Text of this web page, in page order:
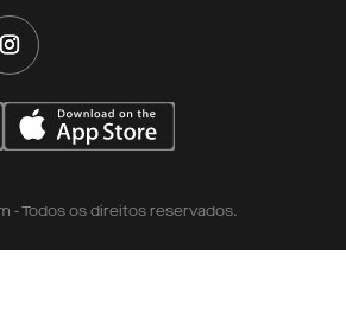
- Todos os direitos reservados.